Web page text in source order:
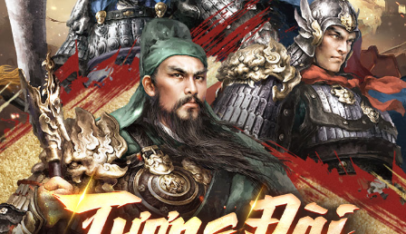
Tin tức
Sự Kiện
Group
Facebook
Youtube
Hỗ Trợ